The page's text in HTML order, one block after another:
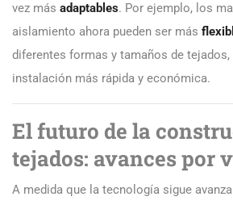
vez más adaptables. Por ejemplo, los
aislamiento ahora pueden ser más
diferentes formas y tamaños de
instalación más rápida y económica.
El futuro de la
tejados: avances por
A medida que la tecnología sigue